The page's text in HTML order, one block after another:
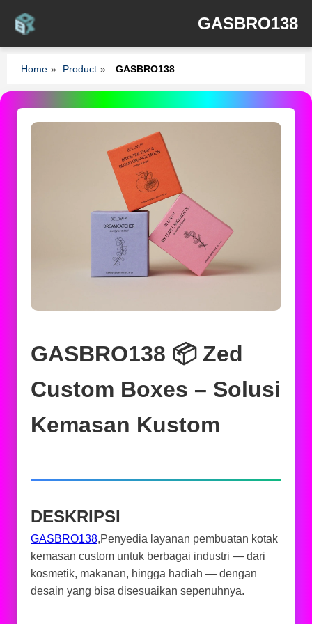
GASBRO138
Home » Product » GASBRO138
GASBRO138 📦 Zed
Custom Boxes – Solusi
Kemasan Kustom
DESKRIPSI
GASBRO138,Penyedia layanan pembuatan kotak
kemasan custom untuk berbagai industri — dari
kosmetik, makanan, hingga hadiah — dengan
desain yang bisa disesuaikan sepenuhnya.